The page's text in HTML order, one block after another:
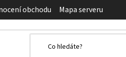
obchodu Mapa serveru